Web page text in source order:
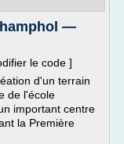
—
le code ]
d'un terrain
de l'école
important centre
la Première